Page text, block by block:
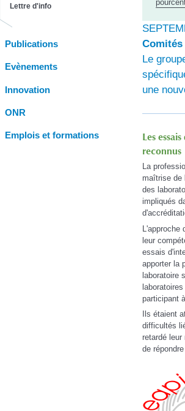
Lettre d'info
Publications
Evènements
Innovation
ONR
Emplois et formations
Comités
Le
une
Les
reconnus
La
maîtrise de
des
impliqués
leur
essais
apporter la
laboratoire
participant
Ils étaient
difficultés
retardé
de